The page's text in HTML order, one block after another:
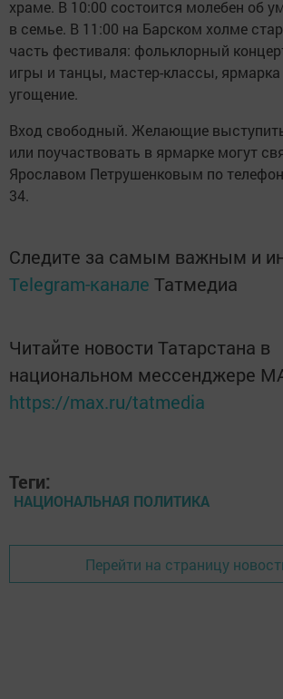
храме. В 10:00 состоится молебен об
в семье. В 11:00 на Барском холме
часть фестиваля: фольклорный
игры и танцы, мастер-классы,
угощение.
Вход свободный. Желающие
или поучаствовать в ярмарке могут
Ярославом Петрушенковым по
34.
Следите за самым важным и
Telegram-канале Татмедиа
Читайте новости Татарстана в
национальном мессенджере
https://max.ru/tatmedia
Теги:
НАЦИОНАЛЬНАЯ ПОЛИТИКА
Перейти на страницу